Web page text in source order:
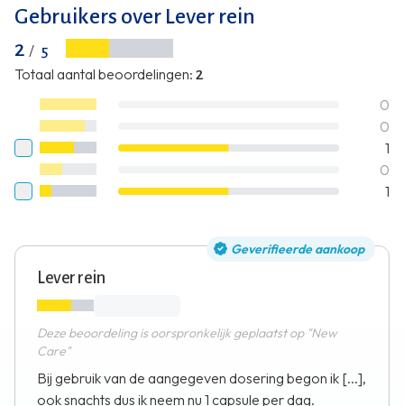
Gebruikers over Lever rein
2 / 5
Totaal aantal beoordelingen: 2
0
0
1
0
1
Geverifieerde aankoop
Lever rein
Deze beoordeling is oorspronkelijk geplaatst op "New
Care"
Bij gebruik van de aangegeven dosering begon ik [...],
ook snachts dus ik neem nu 1 capsule per dag.